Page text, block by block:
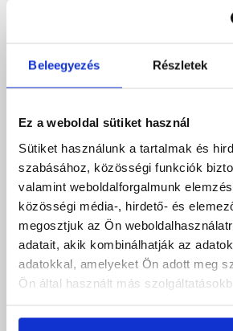
Beleegyezés Részletek
Ez a weboldal sütiket használ
Sütiket használunk a tartalmak és
szabásához, közösségi funkciók
valamint weboldalforgalmunk
közösségi média-, hirdető- és
megosztjuk az Ön
adatait, akik kombinálhatják az
adatokkal, amelyeket Ön adott meg
Ön által használt más
🌸 Angyali jelek a
hogyan ismerd
értelmezd őket
Angyali Tanítások